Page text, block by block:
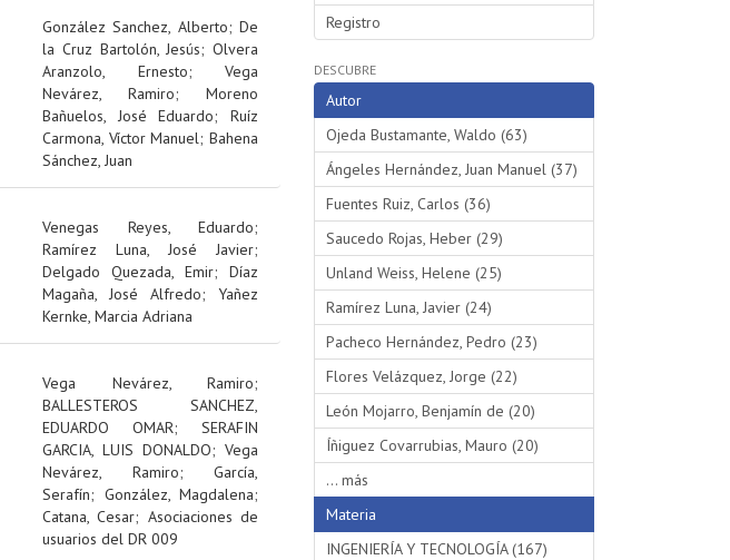
González Sanchez, Alberto;De
la Cruz Bartolón, Jesús; Olvera
Aranzolo, Ernesto; Vega
Nevárez, Ramiro; Moreno
Bañuelos, José Eduardo;Ruíz
Carmona, Víctor Manuel;Bahena
Sánchez, Juan
Venegas Reyes, Eduardo;
Ramírez Luna, José Javier;
Delgado Quezada, Emir; Díaz
Magaña, José Alfredo; Yañez
Kernke, Marcia Adriana
Vega Nevárez, Ramiro;
BALLESTEROS SANCHEZ,
EDUARDO OMAR; SERAFIN
GARCIA, LUIS DONALDO; Vega
Nevárez, Ramiro; García,
Serafín; González, Magdalena;
Catana, Cesar; Asociaciones de
usuarios del DR 009
Registro
DESCUBRE
Autor
Ojeda Bustamante, Waldo (63)
Ángeles Hernández, Juan Manuel (37)
Fuentes Ruiz, Carlos (36)
Saucedo Rojas, Heber (29)
Unland Weiss, Helene (25)
Ramírez Luna, Javier (24)
Pacheco Hernández, Pedro (23)
Flores Velázquez, Jorge (22)
León Mojarro, Benjamín de (20)
Íñiguez Covarrubias, Mauro (20)
... más
Materia
INGENIERÍA Y TECNOLOGÍA (167)